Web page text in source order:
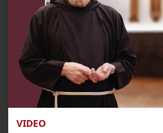
VIDEO